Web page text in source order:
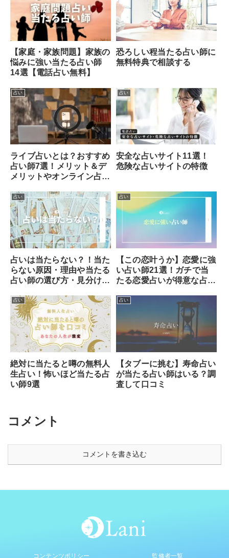
【家庭・家族問題】家族の
悩みに強い当たる占い師
14選【電話占い無料】
恐ろしい程当たる占い師に
無料特典で相談する
占い
ライブ占いとは？おすすめ
占い師7選！メリット＆デ
メリットやオンライン占い
占い
安全な占いサイト11選！
危険な占いサイトの特徴
占い
占いは当たらない？！当た
らない原因・理由や当たる
占い師の選び方・見分け方
占い
【この恋叶うか】恋愛に強
い占い師21選！ガチで当
たる恋愛占いが得意な占い
占い
絶対に当たると噂の無料人
生占い！怖いほど当たる占
い師9選
占い
【タブーに挑む】寿命占い
が当たる占い師はいる？調
査して口コミ
コメント
コメントを書き込む
コンテンツポリシー 監修者一覧